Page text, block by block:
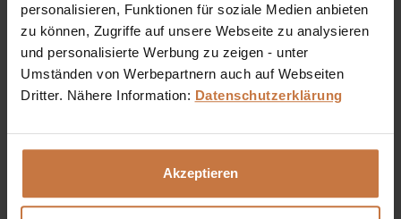
personalisieren, Funktionen für soziale Medien anbieten
zu können, Zugriffe auf unsere Webseite zu analysieren
und personalisierte Werbung zu zeigen - unter
Umständen von Werbepartnern auch auf Webseiten
Dritter. Nähere Information: Datenschutzerklärung
Akzeptieren
Moskito / Mosquito Stop Spray
100% natürlicher Schutz vor Mücken als praktischer
Pumpspray. Hilft gegen heimische und tropische Mücken
€ 8,90 *